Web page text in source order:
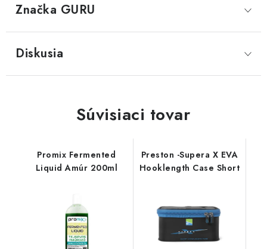
Značka GURU
Diskusia
Súvisiaci tovar
Promix Fermented
Liquid Amúr 200ml
Preston -Supera X EVA
Hooklength Case Short